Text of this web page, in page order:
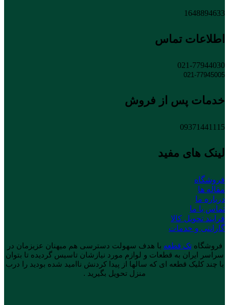
1648894633
اطلاعات تماس
021-77944030
021-77945005
خدمات پس از فروش
09371441115
لینک های مفید
فروشگاه
مقاله ها
درباره ما
تماس با ما
فرایند تحویل کالا
گارانتی و خدمات
فروشگاهتک قطعه با هدف سهولت دسترسی هم میهنان عزیزمان در
سراسر ایران به قطعات و لوازم مورد نیازشان تاسیس گردیده تا بتوان
با چند کلیک قطعه ای که سالها از پیدا کردنش ناامید شده بودید را درب
منزل تحویل بگیرید .